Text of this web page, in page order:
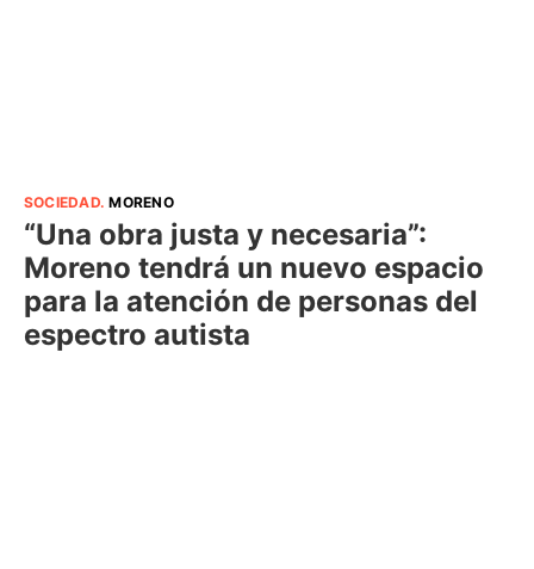
SOCIEDAD.MORENO
“Una obra justa y necesaria”:
Moreno tendrá un nuevo espacio
para la atención de personas del
espectro autista